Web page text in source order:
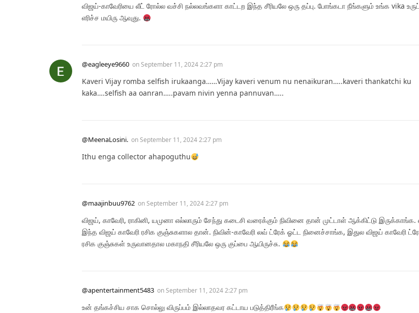
விஜய்-காவேரியை லீட் ரோல்ல வச்சி நல்லவங்களா காட்டற இந்த சீரியலே ஒரு தப்பு. போங்கடா நீங்களும் உங்க vika
எரிச்ச மயிரு ஆவுது.
@eagleeye9660 onSeptember 11, 2024 2:27 pm
Kaveri Vijay romba selfish irukaanga……Vijay kaveri venum nu nenaikuran…..kaveri thankatchi ku
kaka….selfish aa oanran…..pavam nivin yenna pannuvan…..
@MeenaLosini. onSeptember 11, 2024 2:27 pm
Ithu enga collector ahapoguthu
@maajinbuu9762 onSeptember 11, 2024 2:27 pm
விஜய், காவேரி, ராகினி, யமுனா எல்லாரும் சேந்து கடைசி வரைக்கும் நிவினை தான் முட்டாள் ஆக்கிட்டு இருக்காங்க.
இந்த விஜய் காவேரி ரசிக குஞ்சுகளால தான். நிவின்-காவேரி லவ் ட்ரேக் ஓட்ட நினைச்சாங்க, இதுல விஜய் காவேரி
ரசிக குஞ்சுகள் உருவானதால மகாநதி சீரியலே ஒரு குப்பை ஆயிருச்சு.
@apentertainment5483 onSeptember 11, 2024 2:27 pm
உன் தங்கச்சிய சாக சொல்லு விருப்பம் இல்லாதவர கட்டாய படுத்திரீங்க